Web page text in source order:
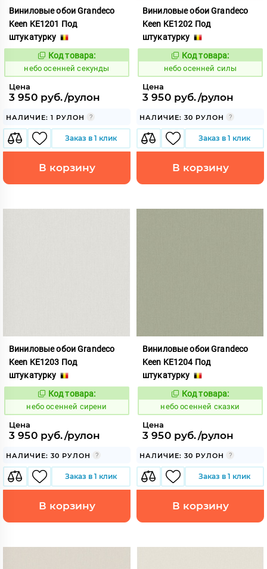
Виниловые обои Grandeco
Keen KE1201 Под
штукатурку
1117837
Код товара:
небо осенней секунды
Цена
3 950 руб./рулон
НАЛИЧИЕ: 1 РУЛОН
Заказ в 1 клик
В корзину
Виниловые обои Grandeco
Keen KE1202 Под
штукатурку
1117838
Код товара:
небо осенней силы
Цена
3 950 руб./рулон
НАЛИЧИЕ: 30 РУЛОН
Заказ в 1 клик
В корзину
Виниловые обои Grandeco
Keen KE1203 Под
штукатурку
1117839
Код товара:
небо осенней сирени
Цена
3 950 руб./рулон
НАЛИЧИЕ: 30 РУЛОН
Заказ в 1 клик
В корзину
Виниловые обои Grandeco
Keen KE1204 Под
штукатурку
1117840
Код товара:
небо осенней сказки
Цена
3 950 руб./рулон
НАЛИЧИЕ: 30 РУЛОН
Заказ в 1 клик
В корзину